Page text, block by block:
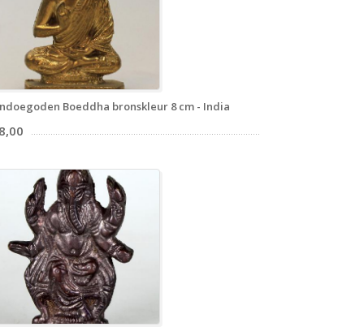
Boeddha bronskleur 8 cm - India